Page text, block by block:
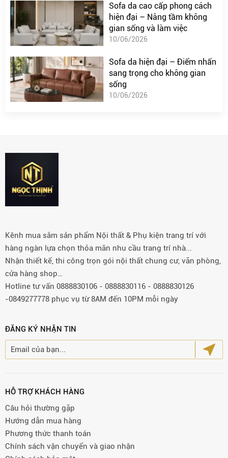
Sofa da cao cấp phong cách
hiện đại – Nâng tầm không
gian sống và làm việc
10/06/2026
Sofa da hiện đại – Điểm nhấn
sang trọng cho không gian
sống
10/06/2026
Kênh mua sắm sản phẩm Nội thất & Phụ kiện trang trí với
hàng ngàn lựa chọn thỏa mãn nhu cầu trang trí nhà...
Nhận thiết kế, thi công trọn gói nội thất chung cư, văn phòng,
cửa hàng shop…
Hotline tư vấn 0888830106 - 0888830116 - 0888830126
-0849277778 phục vụ từ 8AM đến 10PM mỗi ngày
ĐĂNG KÝ NHẬN TIN
HỖ TRỢ KHÁCH HÀNG
Câu hỏi thường gặp
Hướng dẫn mua hàng
Phương thức thanh toán
Chính sách vận chuyển và giao nhận